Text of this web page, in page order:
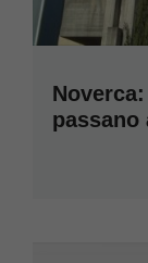
passano